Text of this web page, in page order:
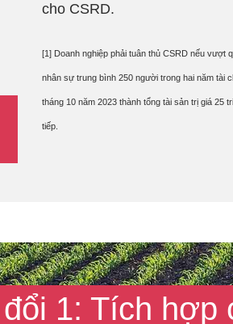
cho CSRD.
[1] Doanh nghiệp phải tuân thủ CSRD nếu vượt
nhân sự trung bình 250 người trong hai năm tài
tháng 10 năm 2023 thành tổng tài sản trị giá 25
tiếp.
1: Tích hợp